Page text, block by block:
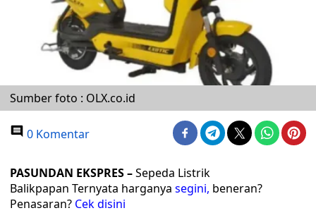
Sumber foto : OLX.co.id
0 Komentar
PASUNDAN EKSPRES–Sepeda Listrik
Balikpapan Ternyata harganya segini, beneran?
Penasaran? Cekdisini